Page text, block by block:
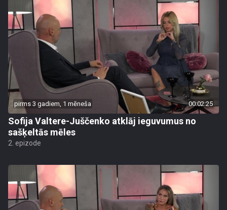
pirms 3 gadiem, 1 mēneša 00:02:25
Sofija Valtere-Juščenko atklāj ieguvumus no
sašķeltās mēles
2. epizode